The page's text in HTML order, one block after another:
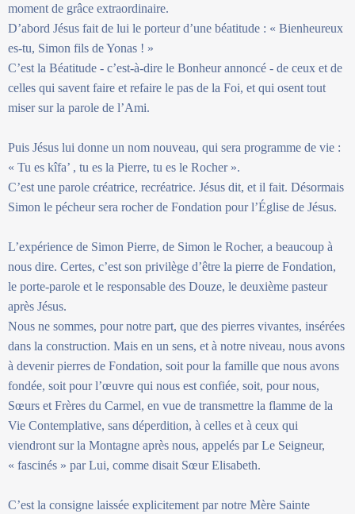
moment de grâce extraordinaire.
D’abord Jésus fait de lui le porteur d’une béatitude : « Bienheureux
es-tu, Simon fils de Yonas ! »
C’est la Béatitude - c’est-à-dire le Bonheur annoncé - de ceux et de
celles qui savent faire et refaire le pas de la Foi, et qui osent tout
miser sur la parole de l’Ami.
Puis Jésus lui donne un nom nouveau, qui sera programme de vie :
« Tu es kîfa’ , tu es la Pierre, tu es le Rocher ».
C’est une parole créatrice, recréatrice. Jésus dit, et il fait. Désormais
Simon le pécheur sera rocher de Fondation pour l’Église de Jésus.
L’expérience de Simon Pierre, de Simon le Rocher, a beaucoup à
nous dire. Certes, c’est son privilège d’être la pierre de Fondation,
le porte-parole et le responsable des Douze, le deuxième pasteur
après Jésus.
Nous ne sommes, pour notre part, que des pierres vivantes, insérées
dans la construction. Mais en un sens, et à notre niveau, nous avons
à devenir pierres de Fondation, soit pour la famille que nous avons
fondée, soit pour l’œuvre qui nous est confiée, soit, pour nous,
Sœurs et Frères du Carmel, en vue de transmettre la flamme de la
Vie Contemplative, sans déperdition, à celles et à ceux qui
viendront sur la Montagne après nous, appelés par Le Seigneur,
« fascinés » par Lui, comme disait Sœur Elisabeth.
C’est la consigne laissée explicitement par notre Mère Sainte